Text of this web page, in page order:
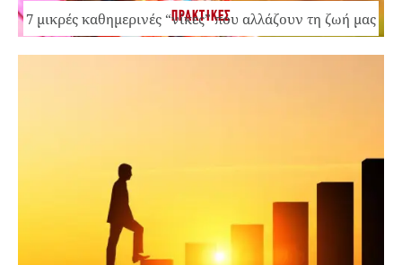
ΠΡΑΚΤΙΚΕΣ
7 μικρές καθημερινές “νίκες” που αλλάζουν τη ζωή μας